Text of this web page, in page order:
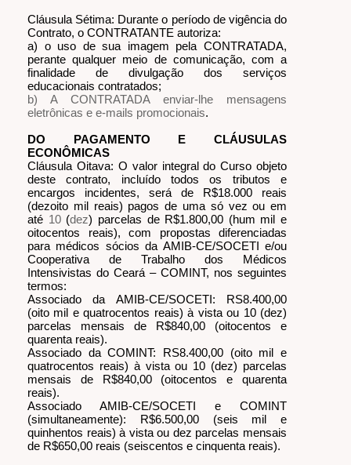
Cláusula Sétima: Durante o período de vigência do
Contrato, o CONTRATANTE autoriza:
a) o uso de sua imagem pela CONTRATADA,
perante qualquer meio de comunicação, com a
finalidade de divulgação dos serviços
educacionais contratados;
b) A CONTRATADA enviar-lhe mensagens
eletrônicas e e-mails promocionais.
DO PAGAMENTO E CLÁUSULAS
ECONÔMICAS
Cláusula Oitava: O valor integral do Curso objeto
deste contrato, incluído todos os tributos e
encargos incidentes, será de R$18.000 reais
(dezoito mil reais) pagos de uma só vez ou em
até 10 (dez) parcelas de R$1.800,00 (hum mil e
oitocentos reais), com propostas diferenciadas
para médicos sócios da AMIB-CE/SOCETI e/ou
Cooperativa de Trabalho dos Médicos
Intensivistas do Ceará – COMINT, nos seguintes
termos:
Associado da AMIB-CE/SOCETI: RS8.400,00
(oito mil e quatrocentos reais) à vista ou 10 (dez)
parcelas mensais de R$840,00 (oitocentos e
quarenta reais).
Associado da COMINT: RS8.400,00 (oito mil e
quatrocentos reais) à vista ou 10 (dez) parcelas
mensais de R$840,00 (oitocentos e quarenta
reais).
Associado AMIB-CE/SOCETI e COMINT
(simultaneamente): R$6.500,00 (seis mil e
quinhentos reais) à vista ou dez parcelas mensais
de R$650,00 reais (seiscentos e cinquenta reais).